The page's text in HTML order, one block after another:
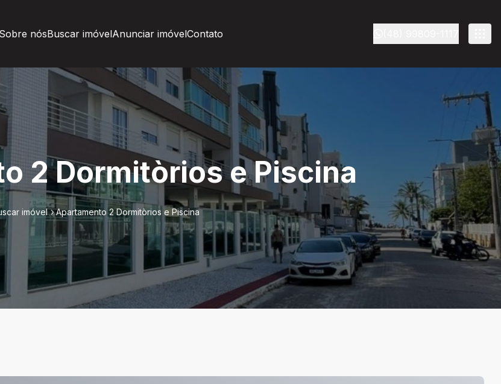
Sobre nósBuscar imóvelAnunciar imóvelContato
2 Dormitòrios e Piscina
imóvel Apartamento 2 Dormitòrios e Piscina